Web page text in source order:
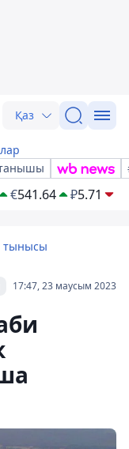
Қаз
€541.64 ₽5.71
тынысы
17:47, 23 маусым 2023